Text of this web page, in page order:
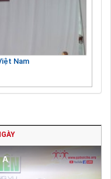
Nam
A